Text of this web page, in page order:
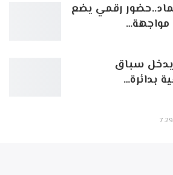
رقمي يضع
مواجهة…
يدخل سباق
بدائرة…